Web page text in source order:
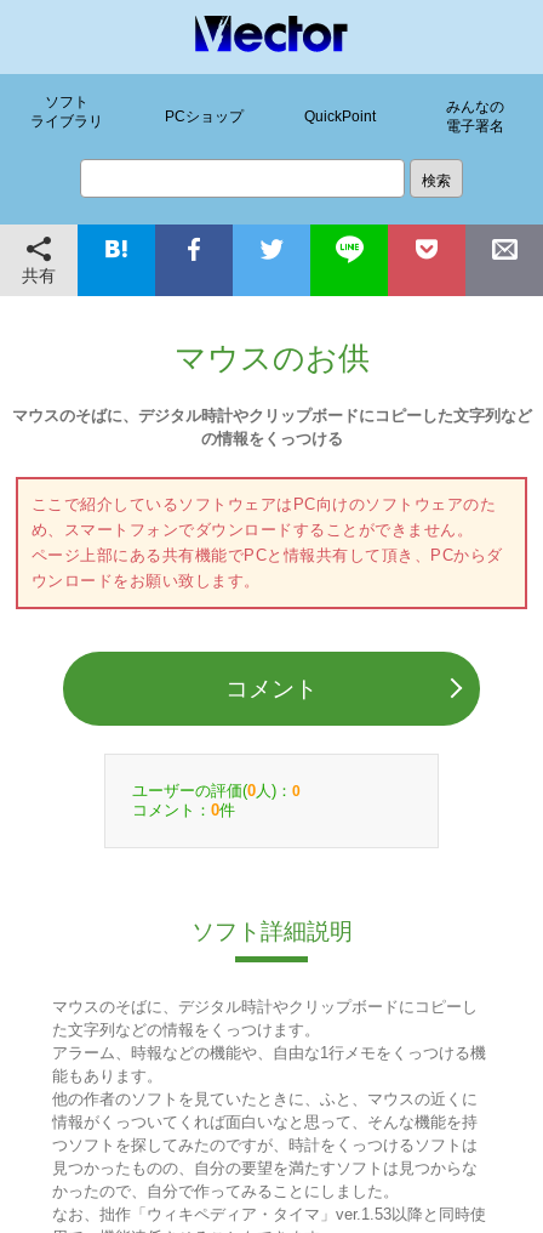
ソフト
ライブラリ
PCショップ QuickPoint
みんなの
電子署名
共有
マウスのお供
マウスのそばに、デジタル時計やクリップボードにコピーした文字列など
の情報をくっつける
ここで紹介しているソフトウェアはPC向けのソフトウェアのた
め、スマートフォンでダウンロードすることができません。
ページ上部にある共有機能でPCと情報共有して頂き、PCからダ
ウンロードをお願い致します。
コメント
ユーザーの評価(0 人)： 0
コメント： 0件
ソフト詳細説明
マウスのそばに、デジタル時計やクリップボードにコピーし
た文字列などの情報をくっつけます。
アラーム、時報などの機能や、自由な1行メモをくっつける機
能もあります。
他の作者のソフトを見ていたときに、ふと、マウスの近くに
情報がくっついてくれば面白いなと思って、そんな機能を持
つソフトを探してみたのですが、時計をくっつけるソフトは
見つかったものの、自分の要望を満たすソフトは見つからな
かったので、自分で作ってみることにしました。
なお、拙作「ウィキペディア・タイマ」ver.1.53以降と同時使